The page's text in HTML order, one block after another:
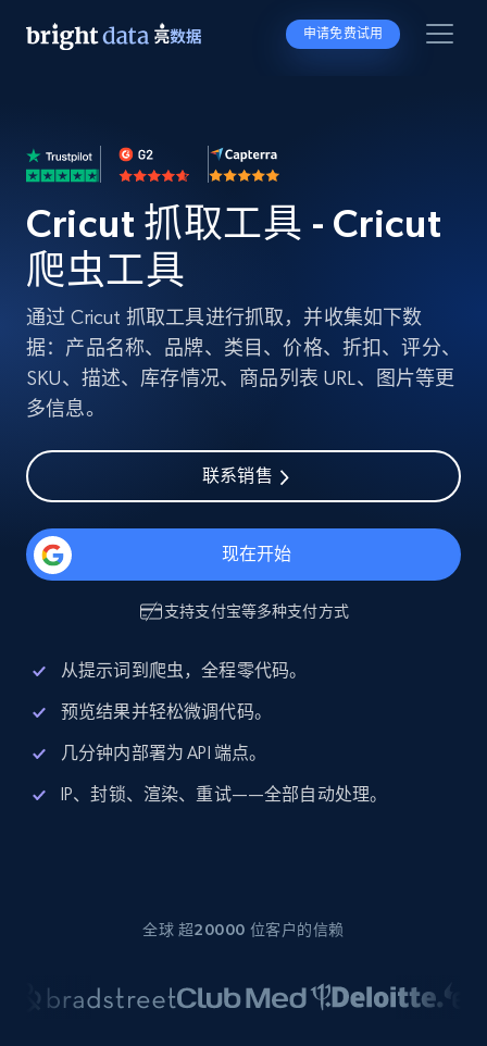
申请免费试用
Cricut 抓取工具 - Cricut
爬虫工具
通过 Cricut 抓取工具进行抓取，并收集如下数
据：产品名称、品牌、类目、价格、折扣、评分、
SKU、描述、库存情况、商品列表 URL、图片等更
多信息。
联系销售
现在开始
支持支付宝等多种支付方式
从提示词到爬虫，全程零代码。
预览结果并轻松微调代码。
几分钟内部署为 API 端点。
IP、封锁、渲染、重试——全部自动处理。
全球 超20000 位客户的信赖